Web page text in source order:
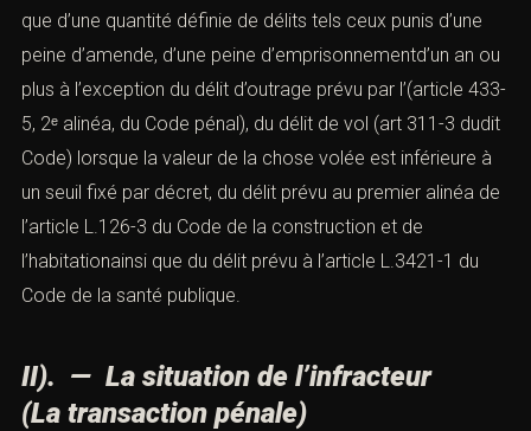
que d’une quantité définie de délits tels ceux punis d’une
peine d’amende, d’une peine d’emprisonnementd’un an ou
plus à l’exception du délit d’outrage prévu par l’(article 433-
5, 2ᵉ alinéa, du Code pénal ), du délit de vol (art 311-3 dudit
Code) lorsque la valeur de la chose volée est inférieure à
un seuil fixé par décret, du délit prévu au premier alinéa de
l’article L.126-3 du Code de la construction et de
l’habitationainsi que du délit prévu à l’article L.3421-1 du
Code de la santé publique.
II). — La situation de l’infracteur
(La transaction pénale)